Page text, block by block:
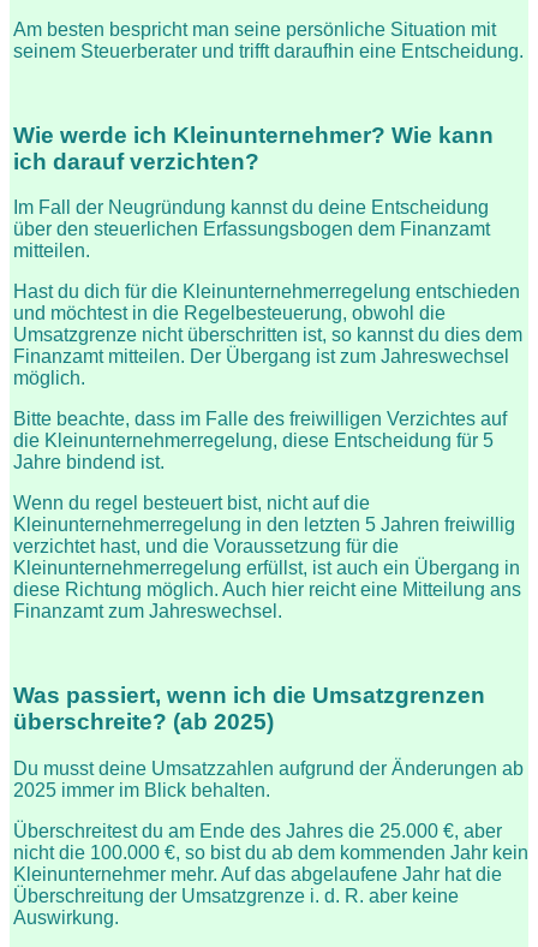
Am besten bespricht man seine persönliche Situation mit
seinem Steuerberater und trifft daraufhin eine Entscheidung.
Wie werde ich Kleinunternehmer? Wie kann
ich darauf verzichten?
Im Fall der Neugründung kannst du deine Entscheidung
über den steuerlichen Erfassungsbogen dem Finanzamt
mitteilen.
Hast du dich für die Kleinunternehmerregelung entschieden
und möchtest in die Regelbesteuerung, obwohl die
Umsatzgrenze nicht überschritten ist, so kannst du dies dem
Finanzamt mitteilen. Der Übergang ist zum Jahreswechsel
möglich.
Bitte beachte, dass im Falle des freiwilligen Verzichtes auf
die Kleinunternehmerregelung, diese Entscheidung für 5
Jahre bindend ist.
Wenn du regel besteuert bist, nicht auf die
Kleinunternehmerregelung in den letzten 5 Jahren freiwillig
verzichtet hast, und die Voraussetzung für die
Kleinunternehmerregelung erfüllst, ist auch ein Übergang in
diese Richtung möglich. Auch hier reicht eine Mitteilung ans
Finanzamt zum Jahreswechsel.
Was passiert, wenn ich die Umsatzgrenzen
überschreite? (ab 2025)
Du musst deine Umsatzzahlen aufgrund der Änderungen ab
2025 immer im Blick behalten.
Überschreitest du am Ende des Jahres die 25.000 €, aber
nicht die 100.000 €, so bist du ab dem kommenden Jahr kein
Kleinunternehmer mehr. Auf das abgelaufene Jahr hat die
Überschreitung der Umsatzgrenze i. d. R. aber keine
Auswirkung.